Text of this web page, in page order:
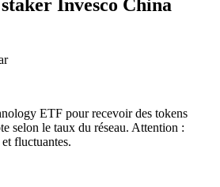
Invesco China
ETF pour recevoir des tokens
selon le taux du réseau. Attention :
fluctuantes.